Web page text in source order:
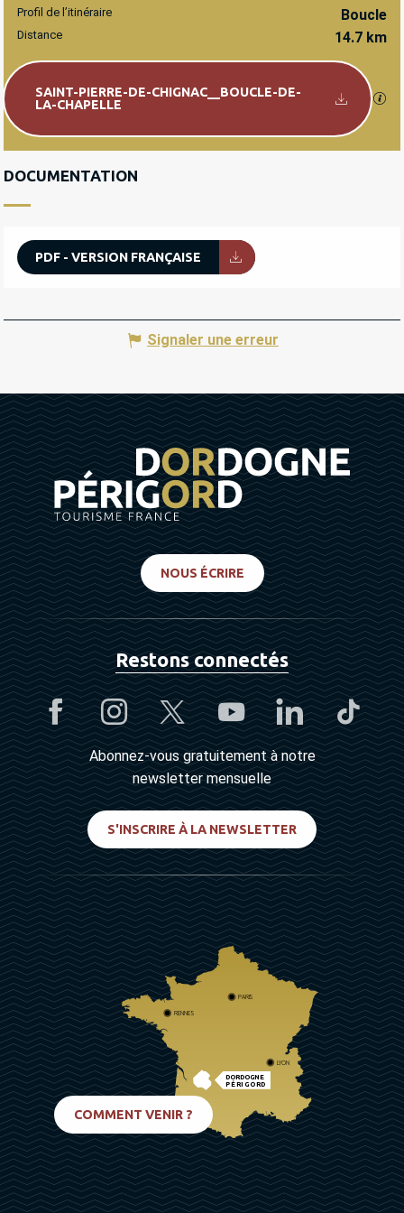
Profil de l’itinéraire Boucle
Distance 14.7 km
Documentation
SAINT-PIERRE-DE-CHIGNAC__BOUCLE-DE-
LA-CHAPELLE
DOCUMENTATION
PDF - VERSION FRANÇAISE
Signaler une erreur
NOUS ÉCRIRE
Restons connectés
Abonnez-vous gratuitement à notre
newsletter mensuelle
S'INSCRIRE À LA NEWSLETTER
DORDOGNE
PÉRIGORD
PARIS
RENNES
LYON
COMMENT VENIR ?